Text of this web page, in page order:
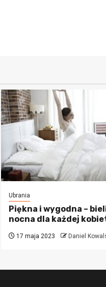
Ubrania
Piękna i wygodna –
nocna dla każdej
17 maja 2023 Daniel